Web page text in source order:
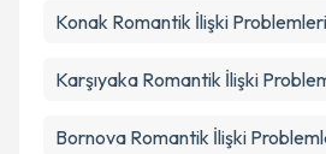
Konak Romantik İlişki Problemleri
Karşıyaka Romantik İlişki
Bornova Romantik İlişki